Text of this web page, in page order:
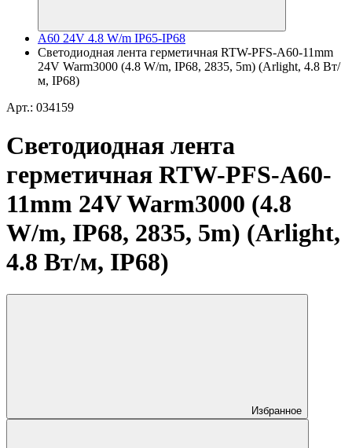
A60 24V 4.8 W/m IP65-IP68
Светодиодная лента герметичная RTW-PFS-A60-11mm
24V Warm3000 (4.8 W/m, IP68, 2835, 5m) (Arlight, 4.8 Вт/
м, IP68)
Арт.: 034159
Светодиодная лента
герметичная RTW-PFS-A60-
11mm 24V Warm3000 (4.8
W/m, IP68, 2835, 5m) (Arlight,
4.8 Вт/м, IP68)
Избранное